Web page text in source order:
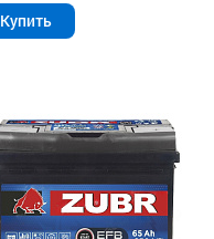
Купить